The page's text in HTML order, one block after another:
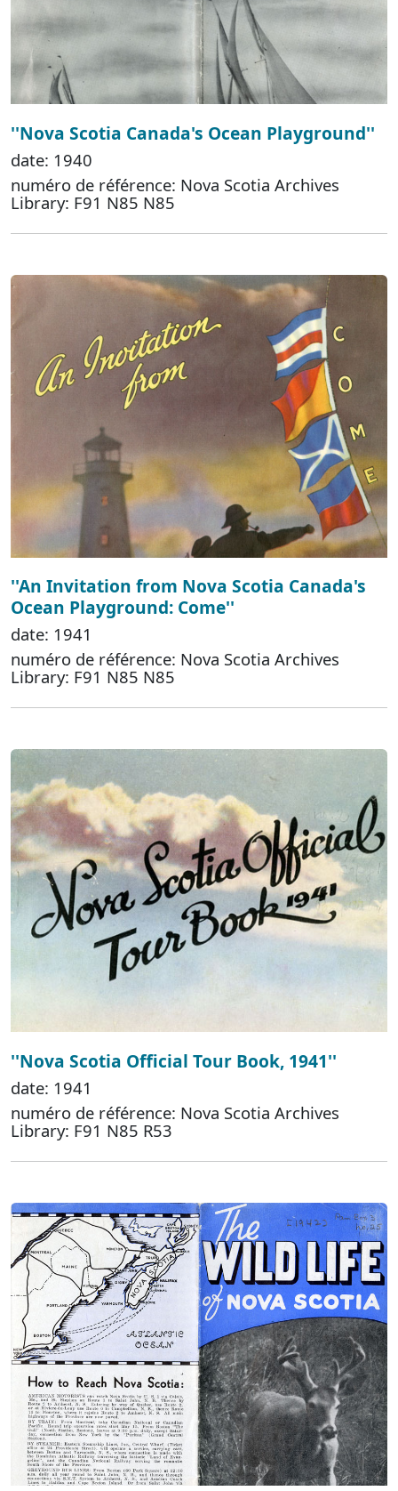
''Nova Scotia Canada's Ocean Playground''
date: 1940
numéro de référence: Nova Scotia Archives
Library: F91 N85 N85
''An Invitation from Nova Scotia Canada's
Ocean Playground: Come''
date: 1941
numéro de référence: Nova Scotia Archives
Library: F91 N85 N85
''Nova Scotia Official Tour Book, 1941''
date: 1941
numéro de référence: Nova Scotia Archives
Library: F91 N85 R53